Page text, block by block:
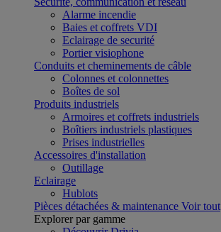
Alarme incendie
Baies et coffrets VDI
Eclairage de securité
Portier visiophone
Conduits et cheminements de câble
Colonnes et colonnettes
Boîtes de sol
Produits industriels
Armoires et coffrets industriels
Boîtiers industriels plastiques
Prises industrielles
Accessoires d'installation
Outillage
Eclairage
Hublots
Pièces détachées & maintenance Voir tout
Explorer par gamme